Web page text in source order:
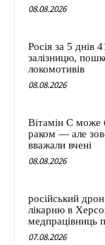
08.08.2026
Росія за 5 днів
залізницю,
локомотивів
08.08.2026
Вітамін C може
раком — але
вважали вчені
08.08.2026
російський
лікарню в
медпрацівниць
07.08.2026